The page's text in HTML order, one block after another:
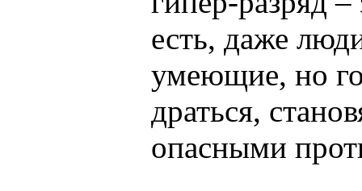
есть, даже
умеющие, но
драться,
опасными